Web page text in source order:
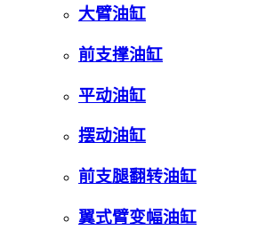
大臂油缸
前支撑油缸
平动油缸
摆动油缸
前支腿翻转油缸
翼式臂变幅油缸